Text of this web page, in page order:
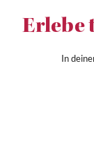
Erlebe
In